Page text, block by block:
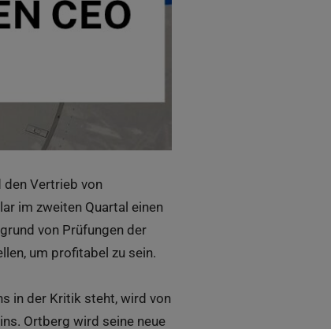
den Vertrieb von
im zweiten Quartal einen
von Prüfungen der
um profitabel zu sein.
in der Kritik steht, wird von
Ortberg wird seine neue